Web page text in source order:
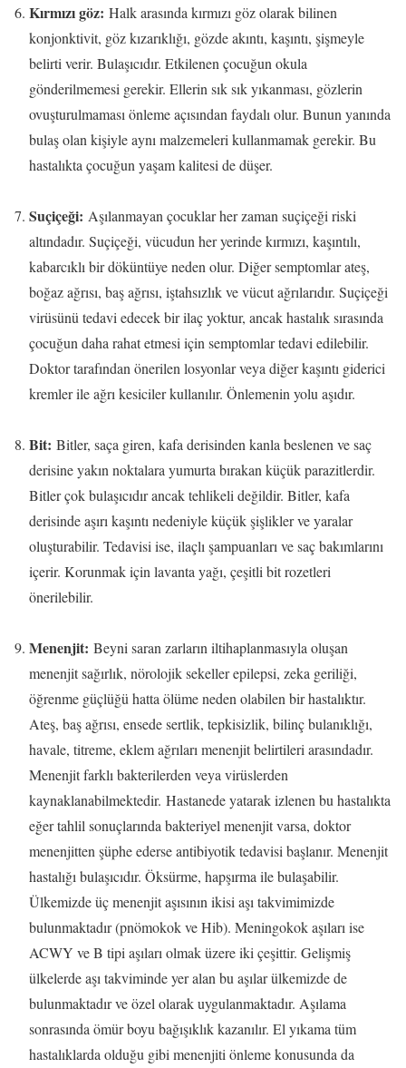
Kırmızı göz: Halk arasında kırmızı göz olarak bilinen
konjonktivit, göz kızarıklığı, gözde akıntı, kaşıntı, şişmeyle
belirti verir. Bulaşıcıdır. Etkilenen çocuğun okula
gönderilmemesi gerekir. Ellerin sık sık yıkanması, gözlerin
ovuşturulmaması önleme açısından faydalı olur. Bunun yanında
bulaş olan kişiyle aynı malzemeleri kullanmamak gerekir. Bu
hastalıkta çocuğun yaşam kalitesi de düşer.
Suçiçeği: Aşılanmayan çocuklar her zaman suçiçeği riski
altındadır. Suçiçeği, vücudun her yerinde kırmızı, kaşıntılı,
kabarcıklı bir döküntüye neden olur. Diğer semptomlar ateş,
boğaz ağrısı, baş ağrısı, iştahsızlık ve vücut ağrılarıdır. Suçiçeği
virüsünü tedavi edecek bir ilaç yoktur, ancak hastalık sırasında
çocuğun daha rahat etmesi için semptomlar tedavi edilebilir.
Doktor tarafından önerilen losyonlar veya diğer kaşıntı giderici
kremler ile ağrı kesiciler kullanılır. Önlemenin yolu aşıdır.
Bit: Bitler, saça giren, kafa derisinden kanla beslenen ve saç
derisine yakın noktalara yumurta bırakan küçük parazitlerdir.
Bitler çok bulaşıcıdır ancak tehlikeli değildir. Bitler, kafa
derisinde aşırı kaşıntı nedeniyle küçük şişlikler ve yaralar
oluşturabilir. Tedavisi ise, ilaçlı şampuanları ve saç bakımlarını
içerir. Korunmak için lavanta yağı, çeşitli bit rozetleri
önerilebilir.
Menenjit: Beyni saran zarların iltihaplanmasıyla oluşan
menenjit sağırlık, nörolojik sekeller epilepsi, zeka geriliği,
öğrenme güçlüğü hatta ölüme neden olabilen bir hastalıktır.
Ateş, baş ağrısı, ensede sertlik, tepkisizlik, bilinç bulanıklığı,
havale, titreme, eklem ağrıları menenjit belirtileri arasındadır.
Menenjit farklı bakterilerden veya virüslerden
kaynaklanabilmektedir. Hastanede yatarak izlenen bu hastalıkta
eğer tahlil sonuçlarında bakteriyel menenjit varsa, doktor
menenjitten şüphe ederse antibiyotik tedavisi başlanır. Menenjit
hastalığı bulaşıcıdır. Öksürme, hapşırma ile bulaşabilir.
Ülkemizde üç menenjit aşısının ikisi aşı takvimimizde
bulunmaktadır (pnömokok ve Hib). Meningokok aşıları ise
ACWY ve B tipi aşıları olmak üzere iki çeşittir. Gelişmiş
ülkelerde aşı takviminde yer alan bu aşılar ülkemizde de
bulunmaktadır ve özel olarak uygulanmaktadır. Aşılama
sonrasında ömür boyu bağışıklık kazanılır. El yıkama tüm
hastalıklarda olduğu gibi menenjiti önleme konusunda da